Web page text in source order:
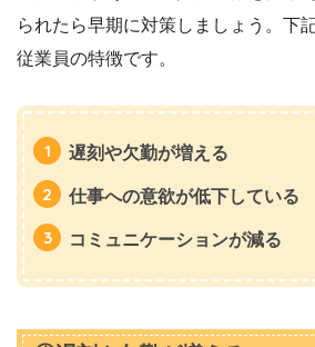
られたら早期に対策しましょう。下
従業員の特徴です。
遅刻や欠勤が増える
仕事への意欲が低下している
コミュニケーションが減る